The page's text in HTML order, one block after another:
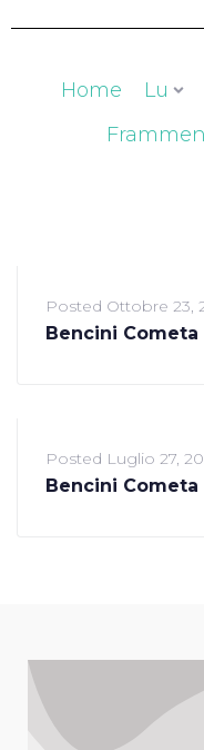
Home Lu
Posted Ottobre 23,
Bencini Cometa
Posted Luglio 27,
Bencini Cometa